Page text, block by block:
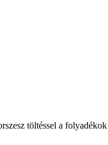
töltéssel a